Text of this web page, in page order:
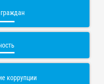
коррупции